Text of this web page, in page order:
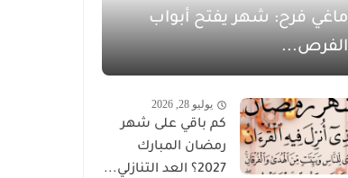
ماغي فرح: شهر يفتح أبواب
الفرص...
يوليو 28, 2026
كم باقي على شهر
رمضان المبارك
2027؟ العد التنازلي...